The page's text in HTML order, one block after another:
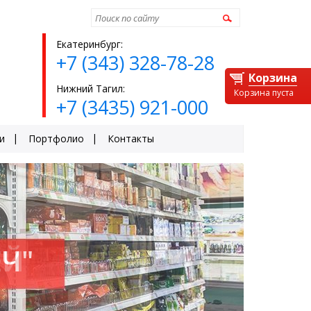
Екатеринбург:
+7 (343) 328-78-28
Нижний Тагил:
+7 (3435) 921-000
Портфолио Контакты
Корзина
Корзина пуста